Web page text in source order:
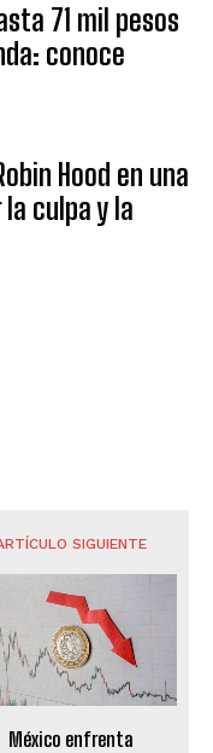
71 mil pesos
conoce
Hood en una
culpa y la
SIGUIENTE
México enfrenta